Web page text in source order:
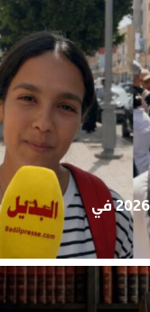
نطلاق امتحانات البكالوريا دورة يونيو 2026 في